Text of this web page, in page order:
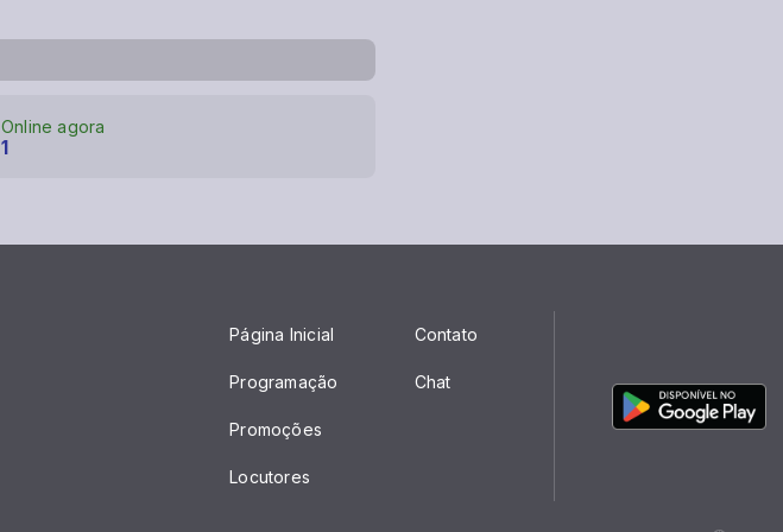
Online agora
1
Página Inicial
Programação
Promoções
Locutores
Contato
Chat